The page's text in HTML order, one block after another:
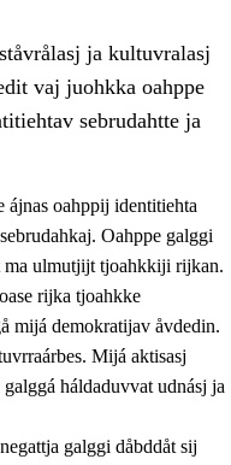
diedulasjvuohta
ja kultuvralasj
vaj juohkka oahppe
sebrudahtte ja
ájnas oahppij identitiehta
Oahppe galggi
ma ulmutjijt tjoahkkiji rijkan.
rijka tjoahkke
mijá demokratijav åvdedin.
Mijá aktisasj
háldaduvvat udnásj ja
galggi dåbddåt sij